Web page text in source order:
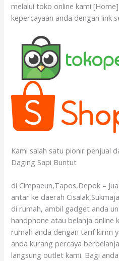
melalui toko online kami
kepercayaan anda dengan link
Kami salah satu pionir penjual
Daging Sapi Buntut
di Cimpaeun,Tapos,Depok –
antar ke daerah
di rumah, ambil gadget anda
handphone atau belanja online
rumah anda dengan tarif kirim
anda kurang percaya
langsung outlet kami. Bagi